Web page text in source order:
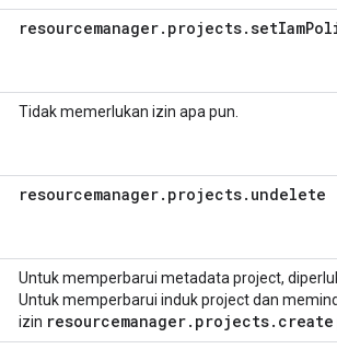
resourcemanager. projects.setIam
Tidak memerlukan izin apa pun.
resourcemanager. projects. undelete
Untuk memperbarui metadata project,
Untuk memperbarui induk project dan
izin resourcemanager. projects. create